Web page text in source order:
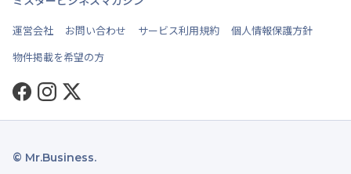
運営会社 お問い合わせ サービス利用規約
個人情報保護方針
物件掲載を希望の方
Facebook
Instagram
Twitter
© Mr.Business.